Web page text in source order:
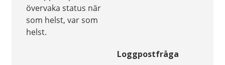
övervaka status när
som helst, var som
helst.
Loggpostfråga